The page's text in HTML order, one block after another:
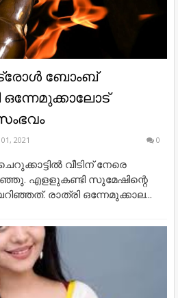
ബോംബ്
2021 0
വീടിന് നേരെ
എളളുകണ്ടി സുമേഷിന്റെ
രാത്രി ഒന്നേമുക്കാല...